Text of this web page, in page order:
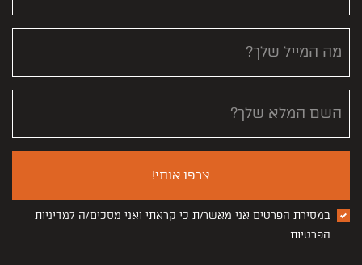
מה המייל שלך?
השם המלא שלך?
צרפו אותי!
במסירת הפרטים אני מאשר/ת כי קראתי ואני מסכים/ה למדיניות
הפרטיות